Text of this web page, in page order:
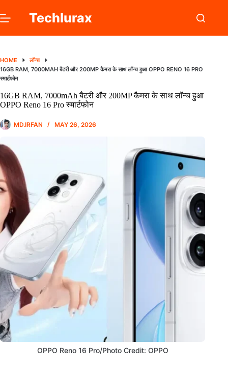
to
content
Techlurax
HOME
लॉन्च
16GB RAM, 7000MAH बैटरी और 200MP कैमरा के साथ लॉन्च हुआ OPPO RENO 16 PRO
स्मार्टफोन
16GB RAM, 7000mAh बैटरी और 200MP कैमरा के साथ लॉन्च हुआ
OPPO Reno 16 Pro स्मार्टफोन
MD.IRFAN MAY 26, 2026
OPPO Reno 16 Pro/Photo Credit: OPPO